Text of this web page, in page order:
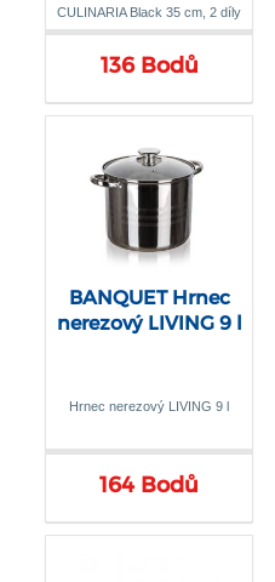
CULINARIA Black 35 cm, 2 díly
136 Bodů
BANQUET Hrnec
nerezový LIVING 9 l
Hrnec nerezový LIVING 9 l
164 Bodů